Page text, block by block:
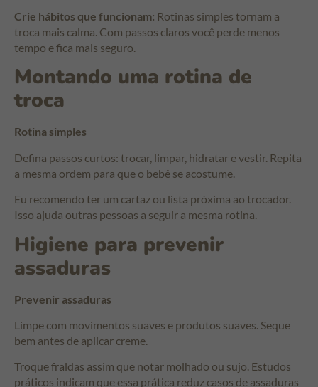
Crie hábitos que funcionam: Rotinas simples tornam a
troca mais calma. Com passos claros você perde menos
tempo e fica mais seguro.
Montando uma rotina de
troca
Rotina simples
Defina passos curtos: trocar, limpar, hidratar e vestir. Repita
a mesma ordem para que o bebê se acostume.
Eu recomendo ter um cartaz ou lista próxima ao trocador.
Isso ajuda outras pessoas a seguir a mesma rotina.
Higiene para prevenir
assaduras
Prevenir assaduras
Limpe com movimentos suaves e produtos suaves. Seque
bem antes de aplicar creme.
Troque fraldas assim que notar molhado ou sujo. Estudos
práticos indicam que essa prática reduz casos de assaduras